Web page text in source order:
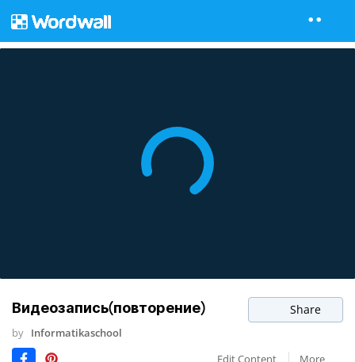
Видеозапись(повторение) Share
by Informatikaschool
Edit Content
More